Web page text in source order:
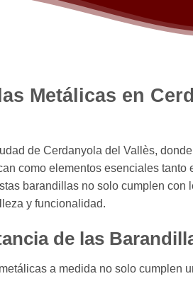
Metálicas en
de Cerdanyola del Vallès,
como elementos esenciales
barandillas no solo cumplen
y funcionalidad.
de las
a medida no solo cumplen